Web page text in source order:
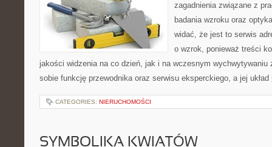
zagadnienia związane z
badania wzroku oraz
widać, że jest to serwis
o wzrok, ponieważ treści
jakości widzenia na co dzień, jak i na wczesnym wychwytywaniu
sobie funkcję przewodnika oraz serwisu eksperckiego, a jej
CATEGORIES: NIERUCHOMOŚCI
SYMBOLIKA KWIATÓW